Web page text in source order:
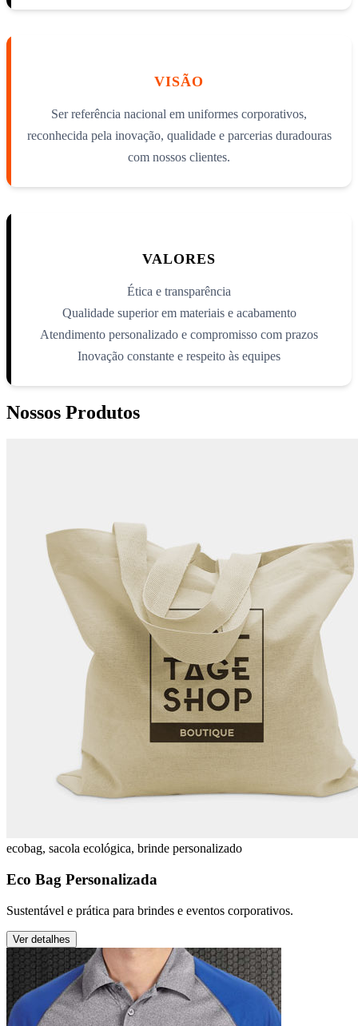
VISÃO
Ser referência nacional em uniformes corporativos,
reconhecida pela inovação, qualidade e parcerias duradouras
com nossos clientes.
VALORES
Ética e transparência
Qualidade superior em materiais e acabamento
Atendimento personalizado e compromisso com prazos
Inovação constante e respeito às equipes
Nossos Produtos
ecobag, sacola ecológica, brinde personalizado
Eco Bag Personalizada
Sustentável e prática para brindes e eventos corporativos.
Ver detalhes